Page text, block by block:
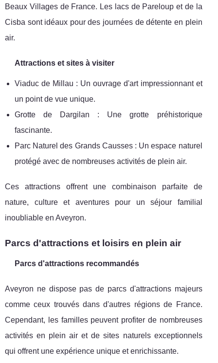
Beaux Villages de France. Les lacs de Pareloup et de la
Cisba sont idéaux pour des journées de détente en plein
air.
Attractions et sites à visiter
Viaduc de Millau : Un ouvrage d'art impressionnant et
un point de vue unique.
Grotte de Dargilan : Une grotte préhistorique
fascinante.
Parc Naturel des Grands Causses : Un espace naturel
protégé avec de nombreuses activités de plein air.
Ces attractions offrent une combinaison parfaite de
nature, culture et aventures pour un séjour familial
inoubliable en Aveyron.
Parcs d'attractions et loisirs en plein air
Parcs d'attractions recommandés
Aveyron ne dispose pas de parcs d'attractions majeurs
comme ceux trouvés dans d'autres régions de France.
Cependant, les familles peuvent profiter de nombreuses
activités en plein air et de sites naturels exceptionnels
qui offrent une expérience unique et enrichissante.